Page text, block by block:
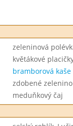
zeleninová
květákové
bramborová kaše
zdobené
meduňkový čaj